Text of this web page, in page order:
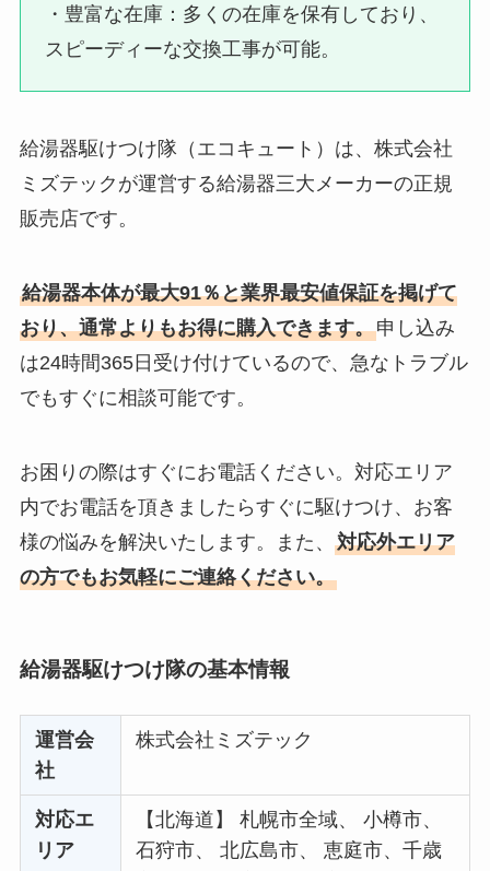
・豊富な在庫：​多くの在庫を保有しており、
スピーディーな交換工事が可能。
給湯器駆けつけ隊（エコキュート）は、株式会社
ミズテックが運営する給湯器三大メーカーの正規
販売店です。
給湯器本体が最大91％と業界最安値保証を掲げて
おり、通常よりもお得に購入できます。申し込み
は24時間365日受け付けているので、急なトラブル
でもすぐに相談可能です。
お困りの際はすぐにお電話ください。対応エリア
内でお電話を頂きましたらすぐに駆けつけ、お客
様の悩みを解決いたします。また、 対応外エリア
の方でもお気軽にご連絡ください。
給湯器駆けつけ隊の基本情報
運営会
社
株式会社ミズテック
対応エ
リア
【北海道】 札幌市全域、 小樽市、
石狩市、 北広島市、 恵庭市、千歳